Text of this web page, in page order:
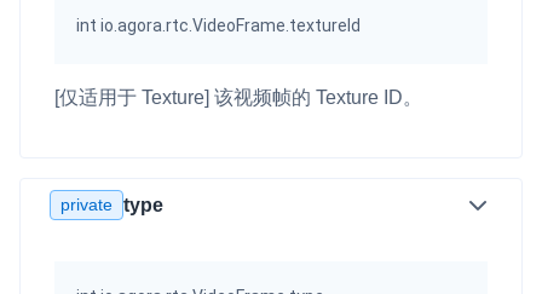
int io.agora.rtc.VideoFrame.textureId
[仅适用于 Texture] 该视频帧的 Texture ID。
private type